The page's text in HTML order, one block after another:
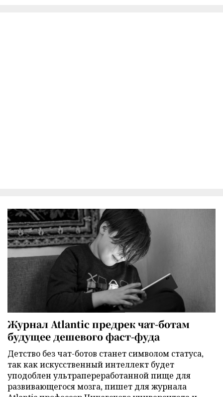
Журнал Atlantic предрек чат-ботам
будущее дешевого фаст-фуда
Детство без чат-ботов станет символом статуса,
так как искусственный интеллект будет
уподоблен ультрапереработанной пище для
развивающегося мозга, пишет для журнала